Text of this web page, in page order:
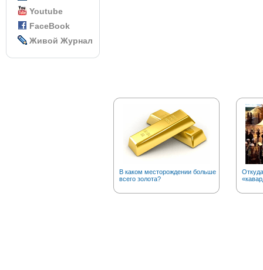
Youtube
FaceBook
Живой Журнал
В каком месторождении больше
всего золота?